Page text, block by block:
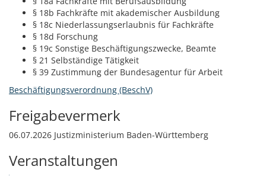
§ 18b Fachkräfte mit akademischer Ausbildung
§ 18c Niederlassungserlaubnis für Fachkräfte
§ 18d Forschung
§ 19c Sonstige Beschäftigungszwecke, Beamte
§ 21 Selbständige Tätigkeit
§ 39 Zustimmung der Bundesagentur für Arbeit
Beschäftigungsverordnung (BeschV)
Freigabevermerk
06.07.2026 Justizministerium Baden-Württemberg
Veranstaltungen